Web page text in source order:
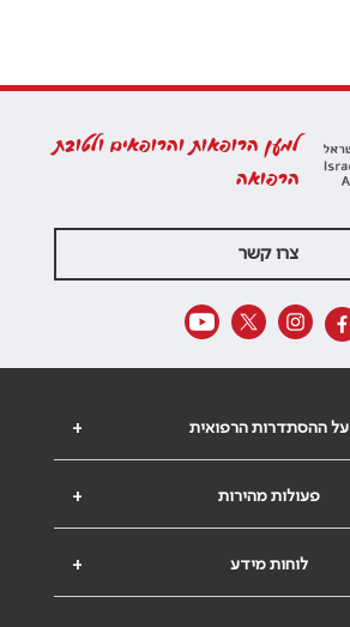
למען הרופאות והרופאים ולטובת
הרפואה
צרו קשר
+ על ההסתדרות הרפואית
+ פעולות מהירות
+ לוחות מידע